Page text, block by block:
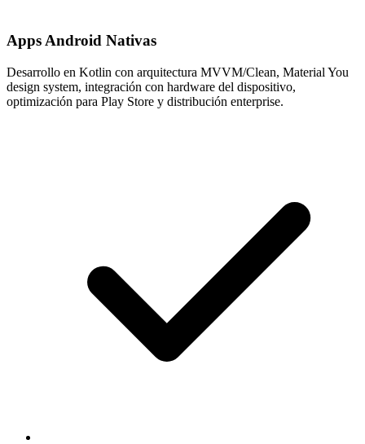
Apps Android Nativas
Desarrollo en Kotlin con arquitectura MVVM/Clean, Material You
design system, integración con hardware del dispositivo,
optimización para Play Store y distribución enterprise.